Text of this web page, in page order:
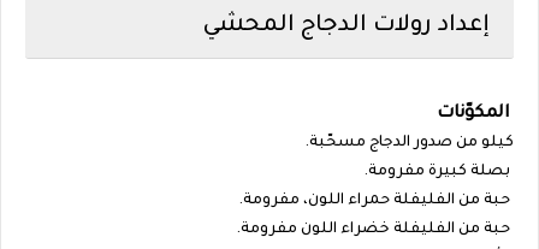
إعداد رولات الدجاج المحشي
المكوّنات
كيلو من صدور الدجاج مسحّبة.
بصلة كبيرة مفرومة.
حبة من الفليفلة حمراء اللون، مفرومة.
حبة من الفليفلة خضراء اللون مفرومة.